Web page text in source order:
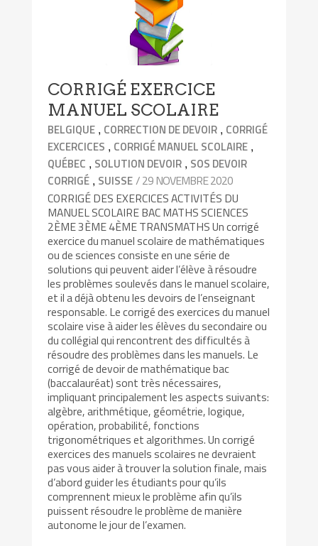
CORRIGÉ EXERCICE
MANUEL SCOLAIRE
BELGIQUE , CORRECTION DE DEVOIR , CORRIGÉ
EXCERCICES , CORRIGÉ MANUEL SCOLAIRE ,
QUÉBEC , SOLUTION DEVOIR , SOS DEVOIR
CORRIGÉ , SUISSE/ 29 NOVEMBRE 2020
CORRIGÉ DES EXERCICES ACTIVITÉS DU
MANUEL SCOLAIRE BAC MATHS SCIENCES
2ÈME 3ÈME 4ÈME TRANSMATHS Un corrigé
exercice du manuel scolaire de mathématiques
ou de sciences consiste en une série de
solutions qui peuvent aider l’élève à résoudre
les problèmes soulevés dans le manuel scolaire,
et il a déjà obtenu les devoirs de l’enseignant
responsable. Le corrigé des exercices du manuel
scolaire vise à aider les élèves du secondaire ou
du collégial qui rencontrent des difficultés à
résoudre des problèmes dans les manuels. Le
corrigé de devoir de mathématique bac
(baccalauréat) sont très nécessaires,
impliquant principalement les aspects suivants:
algèbre, arithmétique, géométrie, logique,
opération, probabilité, fonctions
trigonométriques et algorithmes. Un corrigé
exercices des manuels scolaires ne devraient
pas vous aider à trouver la solution finale, mais
d’abord guider les étudiants pour qu’ils
comprennent mieux le problème afin qu’ils
puissent résoudre le problème de manière
autonome le jour de l’examen.